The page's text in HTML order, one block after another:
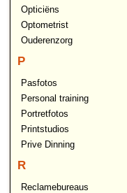
Opticiëns
Optometrist
Ouderenzorg
P
Pasfotos
Personal training
Portretfotos
Printstudios
Prive Dinning
R
Reclamebureaus